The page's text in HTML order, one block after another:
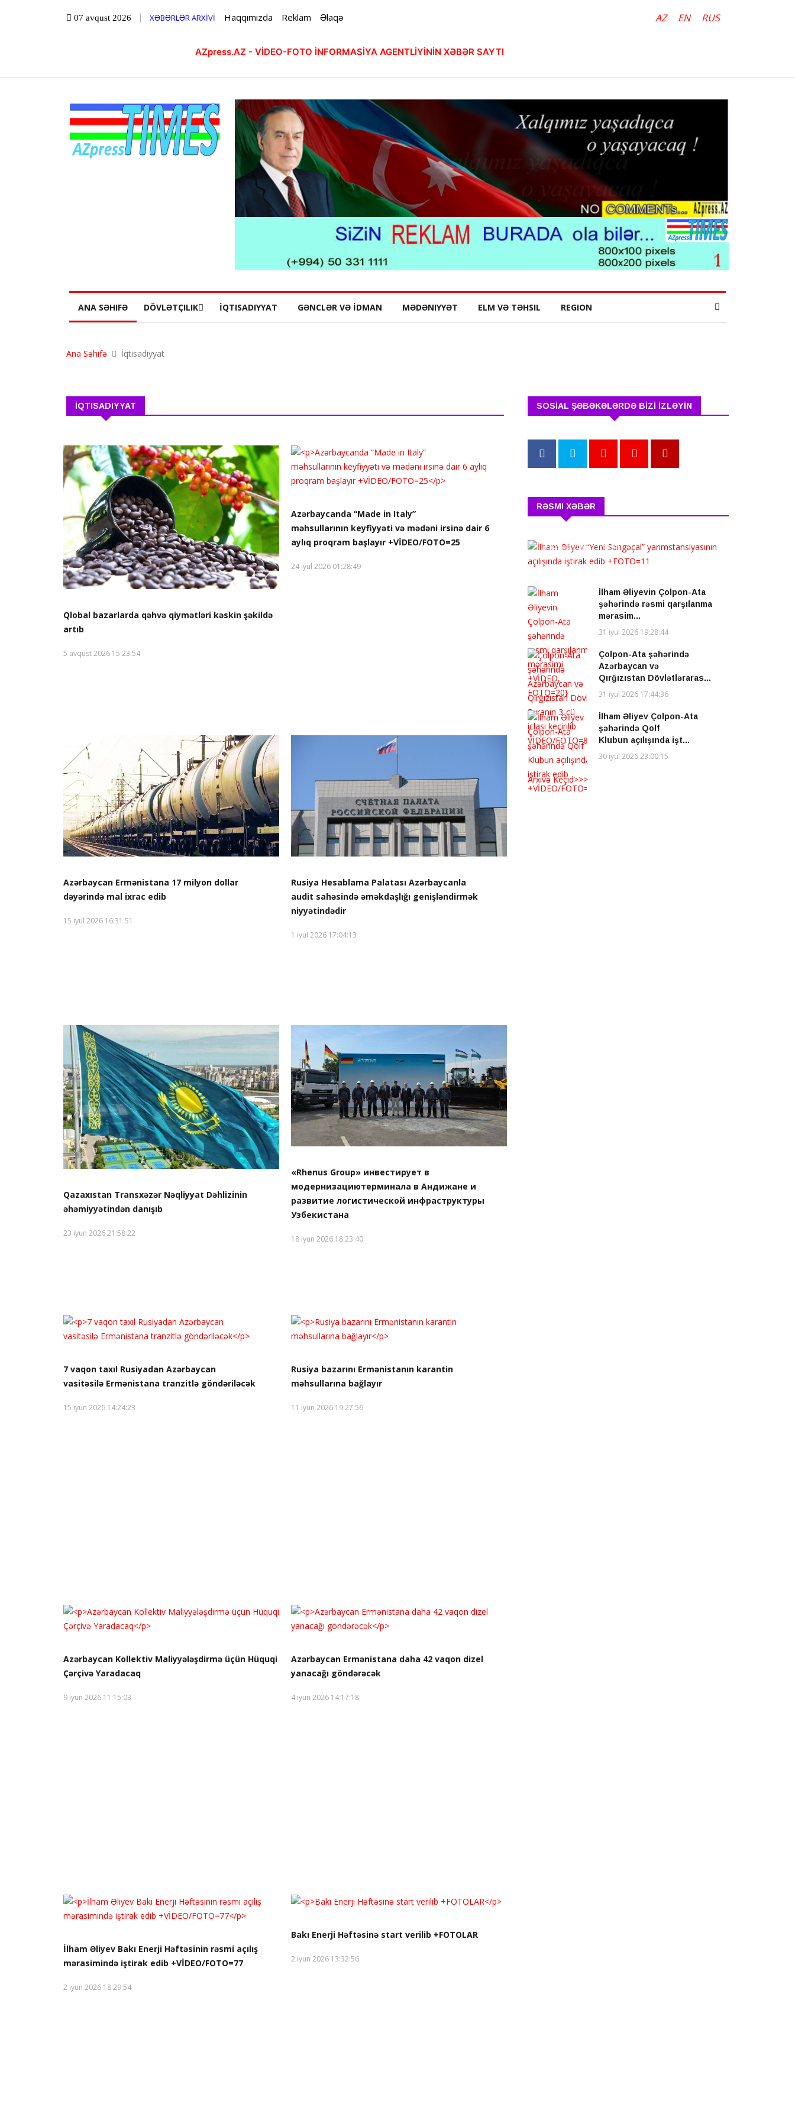
07 avqust 2026 XƏBƏRLƏR ARXİVİ Haqqımızda Reklam Əlaqə AZ EN RUS
AZpress.AZ - VİDEO-FOTO İNFORMASİYA AGENTLİYİNİN XƏBƏR SAYTI
ANA SƏHIFƏ DÖVLƏTÇILIK İQTISADIYYAT GƏNCLƏR VƏ İDMAN MƏDƏNIYYƏT ELM VƏ TƏHSIL REGION
Ana Səhifə İqtisadiyyat
İQTISADIYYAT
Qlobal bazarlarda qəhvə qiymətləri kəskin şəkildə
artıb
5 avqust 2026 15:23:54
Azərbaycanda “Made in Italy”
məhsullarının keyfiyyəti və mədəni irsinə dair 6
aylıq proqram başlayır +VİDEO/FOTO=25
24 iyul 2026 01:28:49
Azərbaycan Ermənistana 17 milyon dollar
dəyərində mal ixrac edib
15 iyul 2026 16:31:51
Rusiya Hesablama Palatası Azərbaycanla
audit sahəsində əməkdaşlığı genişləndirmək
niyyətindədir
1 iyul 2026 17:04:13
Qazaxıstan Transxəzər Nəqliyyat Dəhlizinin
əhəmiyyətindən danışıb
23 iyun 2026 21:58:22
«Rhenus Group» инвестирует в
модернизациютерминала в Андижане и
развитие логистической инфраструктуры
Узбекистана
18 iyun 2026 18:23:40
7 vaqon taxıl Rusiyadan Azərbaycan
vasitəsilə Ermənistana tranzitlə göndəriləcək
15 iyun 2026 14:24:23
Rusiya bazarını Ermənistanın karantin
məhsullarına bağlayır
11 iyun 2026 19:27:56
Azərbaycan Kollektiv Maliyyələşdirmə üçün Hüquqi
Çərçivə Yaradacaq
9 iyun 2026 11:15:03
Azərbaycan Ermənistana daha 42 vaqon dizel
yanacağı göndərəcək
4 iyun 2026 14:17:18
İlham Əliyev Bakı Enerji Həftəsinin rəsmi açılış
mərasimində iştirak edib +VİDEO/FOTO=77
2 iyun 2026 18:29:54
Bakı Enerji Həftəsinə start verilib +FOTOLAR
2 iyun 2026 13:32:56
SOSİAL ŞƏBƏKƏLƏRDƏ BİZİ İZLƏYİN
RƏSMI XƏBƏR
İlham Əliyev “Yeni
5 avqust 2026 13:34:54
İlham Əliyevin Çolpon-Ata
şəhərində rəsmi qarşılanma
mərasim...
31 iyul 2026 19:28:44
Çolpon-Ata şəhərində
Azərbaycan və
Qırğızıstan Dövlətləraras...
31 iyul 2026 17:44:36
İlham Əliyev Çolpon-Ata
şəhərində Qolf
Klubun açılışında işt...
30 iyul 2026 23:00:15
Arxivə Keçid>>>